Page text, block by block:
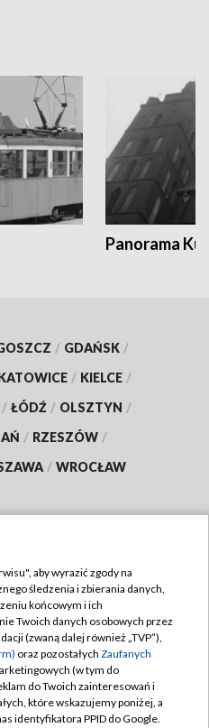
Panorama
/ GDAŃSK /
/ KIELCE /
/ ŁÓDŹ / OLSZTYN /
/ RZESZÓW /
/ WROCŁAW
TVP
zgody
aby wyrazić zgody na
śledzenia i zbierania danych,
końcowym i ich
Twoich danych osobowych przez
(zwaną dalej również „TVP”),
oraz pozostałych Zaufanych
(w tym do
do Twoich zainteresowań i
które wskazujemy poniżej, a
identyfikatora PPID do Google.